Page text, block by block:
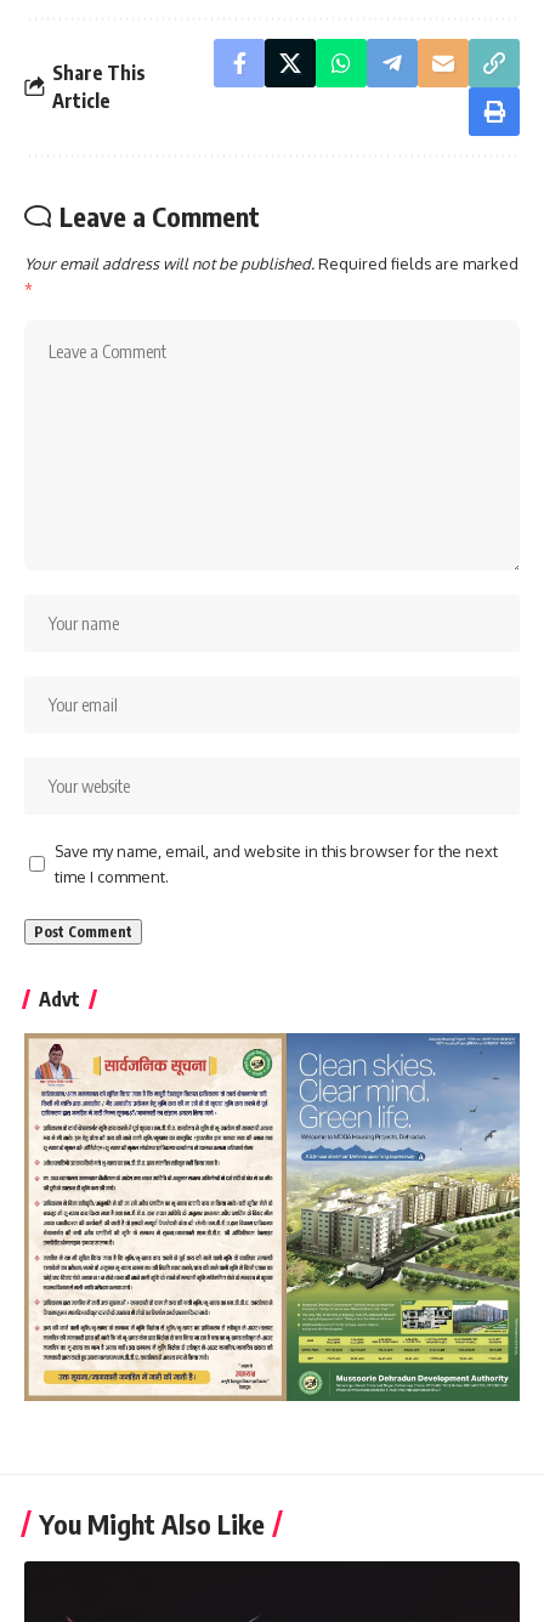
Share This
Article
Leave a Comment
Your email address will not be published.Required fields are marked
*
Save my name, email, and website in this browser for the next
time I comment.
Advt
You Might Also Like